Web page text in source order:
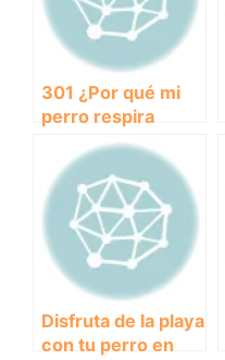
301 ¿Por qué mi
perro respira
rápido? Descubre
las causas y cómo
tratarlo
Disfruta de la playa
con tu perro en